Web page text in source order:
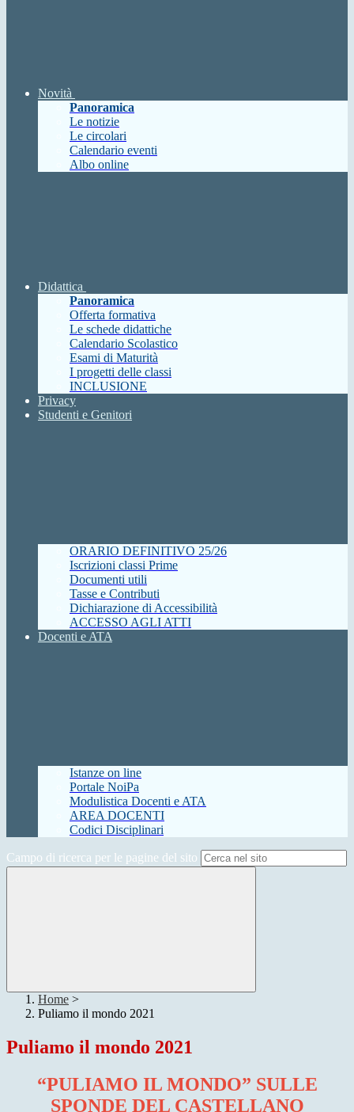
Novità
Panoramica
Le notizie
Le circolari
Calendario eventi
Albo online
Didattica
Panoramica
Offerta formativa
Le schede didattiche
Calendario Scolastico
Esami di Maturità
I progetti delle classi
INCLUSIONE
Privacy
Studenti e Genitori
ORARIO DEFINITIVO 25/26
Iscrizioni classi Prime
Documenti utili
Tasse e Contributi
Dichiarazione di Accessibilità
ACCESSO AGLI ATTI
Docenti e ATA
Istanze on line
Portale NoiPa
Modulistica Docenti e ATA
AREA DOCENTI
Codici Disciplinari
Campo di ricerca per le pagine del sito
Home >
Puliamo il mondo 2021
Puliamo il mondo 2021
“PULIAMO IL MONDO” SULLE
SPONDE DEL CASTELLANO